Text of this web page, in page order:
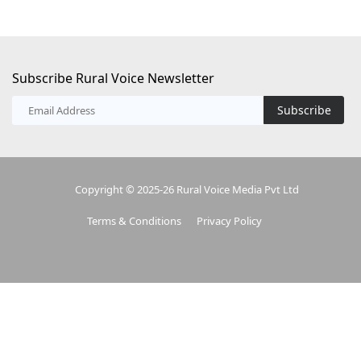
Subscribe Rural Voice Newsletter
Subscribe
Copyright © 2025-26 Rural Voice Media Pvt Ltd
Terms & Conditions Privacy Policy